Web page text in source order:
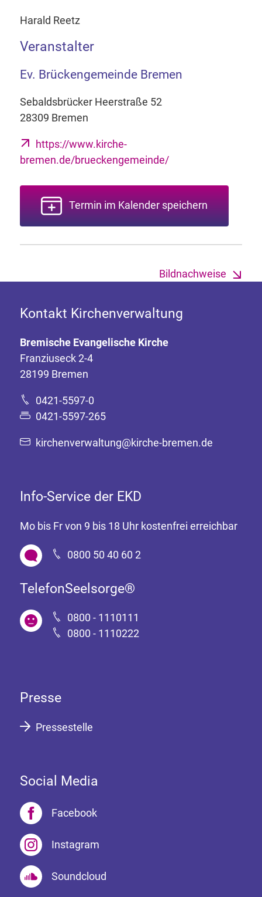
Harald Reetz
Veranstalter
Ev. Brückengemeinde Bremen
Sebaldsbrücker Heerstraße 52
28309 Bremen
https://www.kirche-
bremen.de/brueckengemeinde/
Termin im Kalender speichern
Bildnachweise
Kontakt Kirchenverwaltung
Bremische Evangelische Kirche
Franziuseck 2-4
28199 Bremen
0421-5597-0
0421-5597-265
kirchenverwaltung@kirche-bremen.de
Info-Service der EKD
Mo bis Fr von 9 bis 18 Uhr kostenfrei erreichbar
0800 50 40 60 2
TelefonSeelsorge®
0800 - 1110111
0800 - 1110222
Presse
Pressestelle
Social Media
Facebook
Instagram
Soundcloud